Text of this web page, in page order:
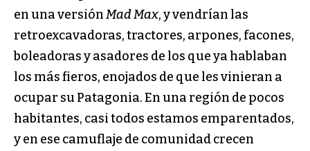
en una versiónMad Max, y vendrían las
retroexcavadoras, tractores, arpones, facones,
boleadoras y asadores de los que ya hablaban
los más fieros, enojados de que les vinieran a
ocupar su Patagonia. En una región de pocos
habitantes, casi todos estamos emparentados,
y en ese camuflaje de comunidad crecen